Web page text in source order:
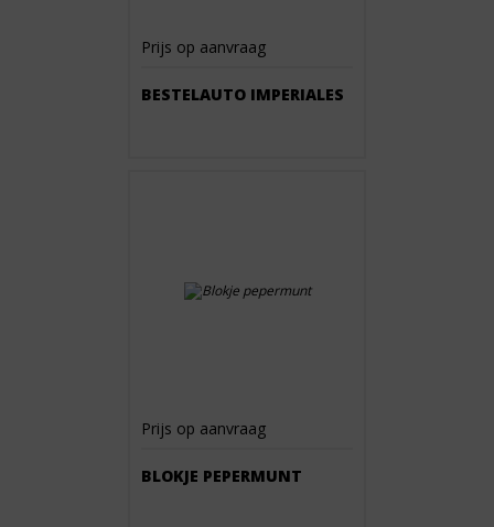
Prijs op aanvraag
BESTELAUTO IMPERIALES
Prijs op aanvraag
BLOKJE PEPERMUNT